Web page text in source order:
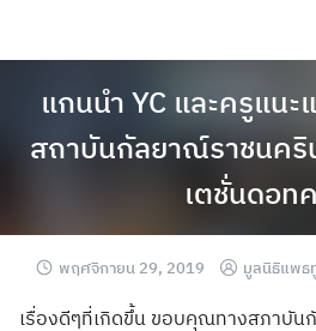
แกนนำ YC และครูแน
สถาบันกัลยาณ์ราชนคริ
เตชั่นดอท
พฤศจิกายน 29, 2019 มูลนิธิแพธ
เรื่องดีๆที่เกิดขึ้น ขอบคุณทางสภาบัน